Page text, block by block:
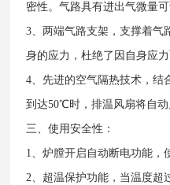
密性。气路具有进出气微量可
3、两端气路支架，支撑着气
身的应力，杜绝了因自身应
4、先进的空气隔热技术，结
到达50℃时，排温风扇将自动
三、使用安全性：
1、炉膛开启自动断电功能，
2、超温保护功能，当温度超